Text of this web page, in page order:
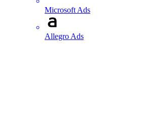
Microsoft Ads
Allegro Ads